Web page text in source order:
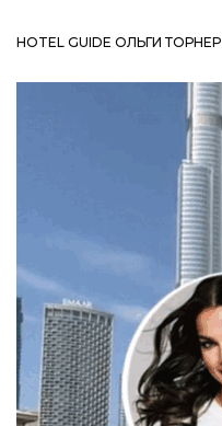
HOTEL GUIDE ОЛЬГИ ТОРНЕР